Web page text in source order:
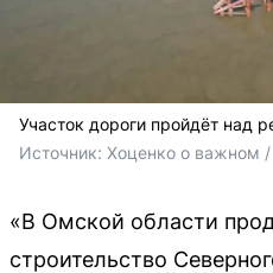
Участок дороги пройдёт над
Источник: Хоценко о важном
«В Омской области
строительство